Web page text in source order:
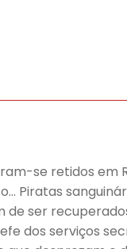
se retidos em
Piratas
ser
dos serviços